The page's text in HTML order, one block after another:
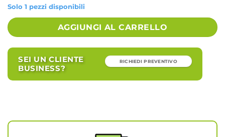
Solo 1 pezzi disponibili
AGGIUNGI AL CARRELLO
Alternative:
SEI UN CLIENTE
BUSINESS?
RICHIEDI PREVENTIVO